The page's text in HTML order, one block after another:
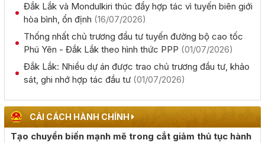
(05/08/2026, 00:00)
Công khai kết quả giải ngân vốn đầu tư công đến hết
tháng 7 năm 2026
(04/08/2026, 00:00)
Chủ tịch UBND tỉnh Đỗ Hữu Huy: Quyết liệt đẩy nhanh
tiến độ giải ngân đầu tư công theo nguyên tắc "6 rõ
(04/08/2026, 00:00)
Đắk Lắk và Mondulkiri thúc đẩy hợp tác vì tuyến biên giới
hòa bình, ổn định (16/07/2026)
Thống nhất chủ trương đầu tư tuyến đường bộ cao tốc
Phú Yên - Đắk Lắk theo hình thức PPP (01/07/2026)
Đắk Lắk: Nhiều dự án được trao chủ trương đầu tư, khảo
sát, ghi nhớ hợp tác đầu tư (01/07/2026)
CẢI CÁCH HÀNH CHÍNH
Tạo chuyển biến mạnh mẽ trong cắt giảm thủ tục hành